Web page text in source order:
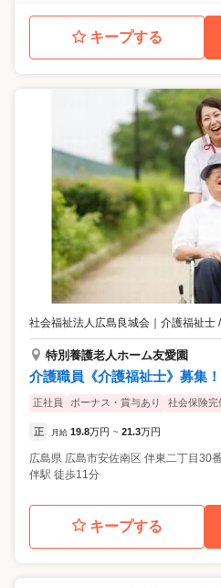
キープする
社会福祉法人広島良城会 ｜ 介護福祉士
特別養護老人ホーム友愛園
介護職員《介護福祉士》募集
正社員 ボーナス・賞与あり 社会保険完
正 月給 19.8万円 ~ 21.3万円
広島県 広島市安佐南区 伴東二丁目30
伴駅 徒歩11分
キープする